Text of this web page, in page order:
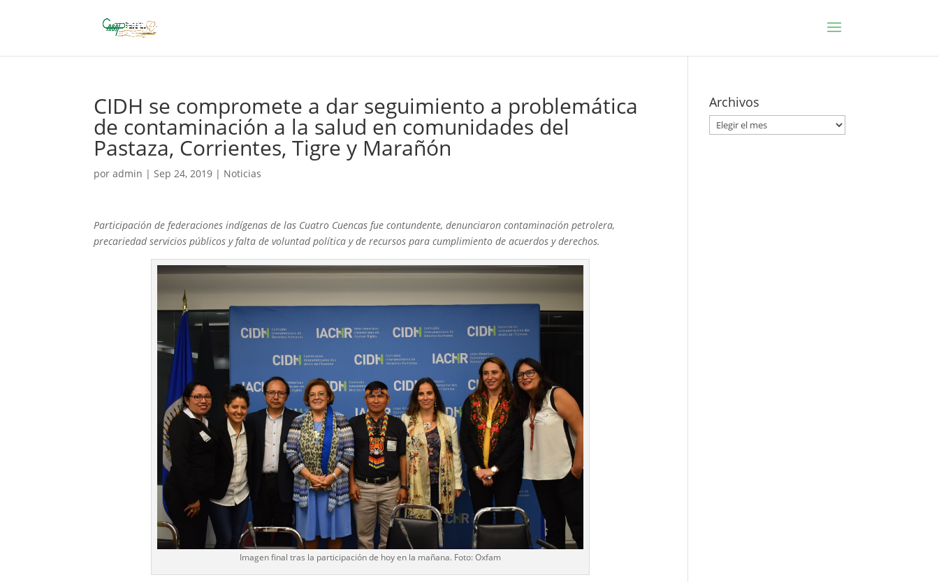
CIDH se compromete a dar seguimiento a problemática
de contaminación a la salud en comunidades del
Pastaza, Corrientes, Tigre y Marañón
poradmin |Sep 24, 2019 | Noticias
Participación de federaciones indígenas de las Cuatro Cuencas fue contundente, denunciaron contaminación petrolera,
precariedad servicios públicos y falta de voluntad política y de recursos para cumplimiento de acuerdos y derechos.
Imagen final tras la participación de hoy en la mañana. Foto: Oxfam
Archivos
Archivos